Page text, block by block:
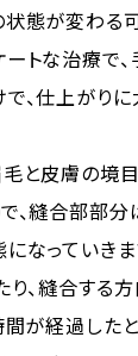
態が変わる
トな治療で
、仕上がり
と皮膚の境
、縫合部部
なっていきま
り、縫合する
間が経過した